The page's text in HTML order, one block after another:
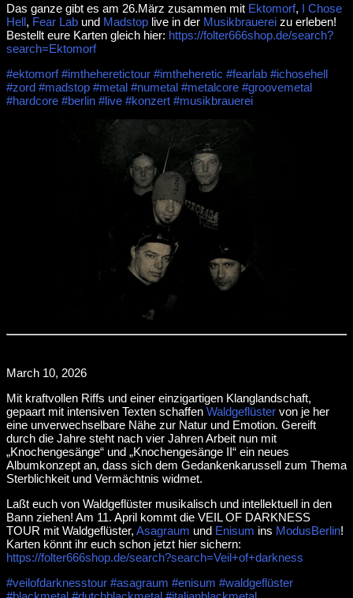
Das ganze gibt es am 26.März zusammen mit Ektomorf, I Chose
Hell, Fear Lab und Madstop live in der Musikbrauerei zu erleben!
Bestellt eure Karten gleich hier: https://folter666shop.de/search?
search=Ektomorf
#ektomorf #imtheheretictour #imtheheretic #fearlab #ichosehell
#zord #madstop #metal #numetal #metalcore #groovemetal
#hardcore #berlin #live #konzert #musikbrauerei
March 10, 2026
Mit kraftvollen Riffs und einer einzigartigen Klanglandschaft,
gepaart mit intensiven Texten schaffen Waldgeflüster von je her
eine unverwechselbare Nähe zur Natur und Emotion. Gereift
durch die Jahre steht nach vier Jahren Arbeit nun mit
„Knochengesänge“ und „Knochengesänge II“ ein neues
Albumkonzept an, dass sich dem Gedankenkarussell zum Thema
Sterblichkeit und Vermächtnis widmet.
Laßt euch von Waldgeflüster musikalisch und intellektuell in den
Bann ziehen! Am 11. April kommt die VEIL OF DARKNESS
TOUR mit Waldgeflüster, Asagraum und Enisum ins ModusBerlin!
Karten könnt ihr euch schon jetzt hier sichern:
https://folter666shop.de/search?search=Veil+of+darkness
#veilofdarknesstour #asagraum #enisum #waldgeflüster